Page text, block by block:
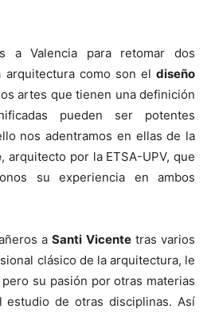
a Valencia para retomar dos
arquitectura como son el diseño
artes que tienen una definición
pueden ser potentes
nos adentramos en ellas de la
, arquitecto por la ETSA-UPV, que
su experiencia en ambos
aSanti Vicentetras varios
clásico de la arquitectura, le
su pasión por otras materias
de otras disciplinas. Así